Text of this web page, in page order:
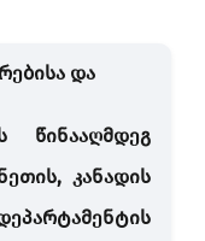
და
წინააღმდეგ
კანადის